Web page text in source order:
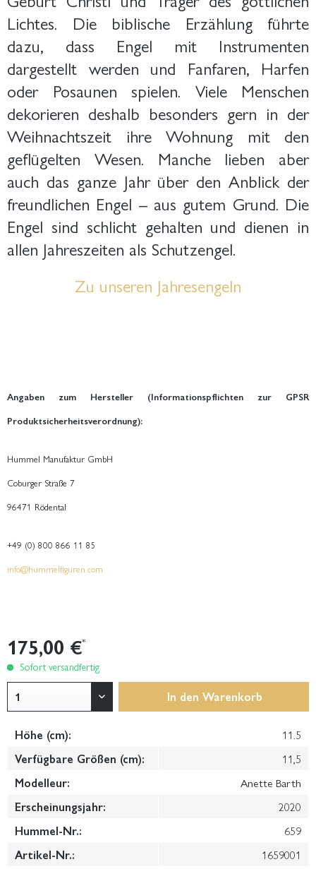
Lichtes. Die biblische Erzählung führte
dazu, dass Engel mit Instrumenten
dargestellt werden und Fanfaren, Harfen
oder Posaunen spielen. Viele Menschen
dekorieren deshalb besonders gern in der
Weihnachtszeit ihre Wohnung mit den
geflügelten Wesen. Manche lieben aber
auch das ganze Jahr über den Anblick der
freundlichen Engel – aus gutem Grund. Die
Engel sind schlicht gehalten und dienen in
allen Jahreszeiten als Schutzengel.
Zu unseren Jahresengeln
Angaben zum Hersteller (Informationspflichten zur GPSR
Produktsicherheitsverordnung):
Hummel Manufaktur GmbH
Coburger Straße 7
96471 Rödental
+49 (0) 800 866 11 85
info@hummelfiguren.com
175,00 €*
Sofort versandfertig
In den Warenkorb
Höhe (cm):
11.5
Verfügbare Größen (cm):
11,5
Modelleur:
Anette Barth
Erscheinungsjahr:
2020
Hummel-Nr.:
659
Artikel-Nr.:
1659001